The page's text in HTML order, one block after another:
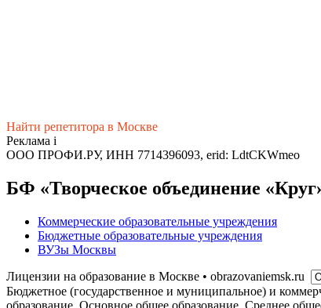
Найти репетитора в Москве
Реклама i
ООО ПРОФИ.РУ, ИНН 7714396093, erid: LdtCKWmeo
БФ «Творческое объединение
Коммерческие образовательные учреждения
Бюджетные образовательные учреждения
ВУЗы Москвы
Лицензии на образование в Москве • obrazovaniemsk.ru
Бюджетное (государственное и муниципальное) и
образование, Основное общее образование, Среднее